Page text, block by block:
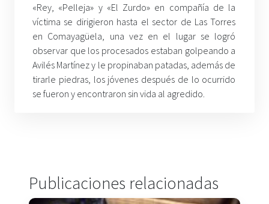
«Rey, «Pelleja» y «El Zurdo» en compañía de la
víctima se dirigieron hasta el sector de Las Torres
en Comayagüela, una vez en el lugar se logró
observar que los procesados estaban golpeando a
Avilés Martínez y le propinaban patadas, además de
tirarle piedras, los jóvenes después de lo ocurrido
se fueron y encontraron sin vida al agredido.
Publicaciones relacionadas